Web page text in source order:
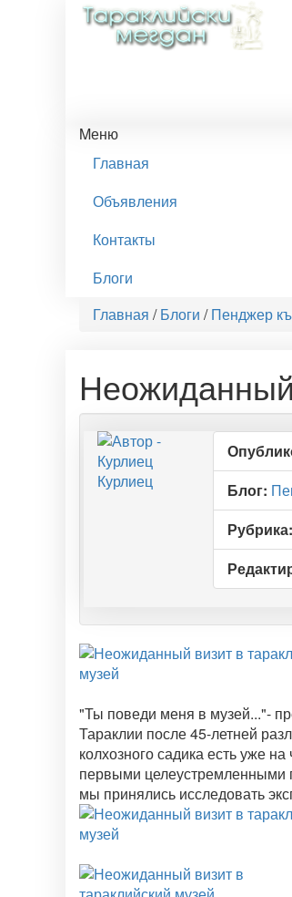
Mеню
Главная
Объявления
Контакты
Блоги
Главная /Блоги /Пенджер
Курлиец
Блог:
Рубрика:
"Ты поведи меня в музей..."-
Тараклии после 45-летней
колхозного садика есть уже
первыми целеустремленными
мы принялись исследовать